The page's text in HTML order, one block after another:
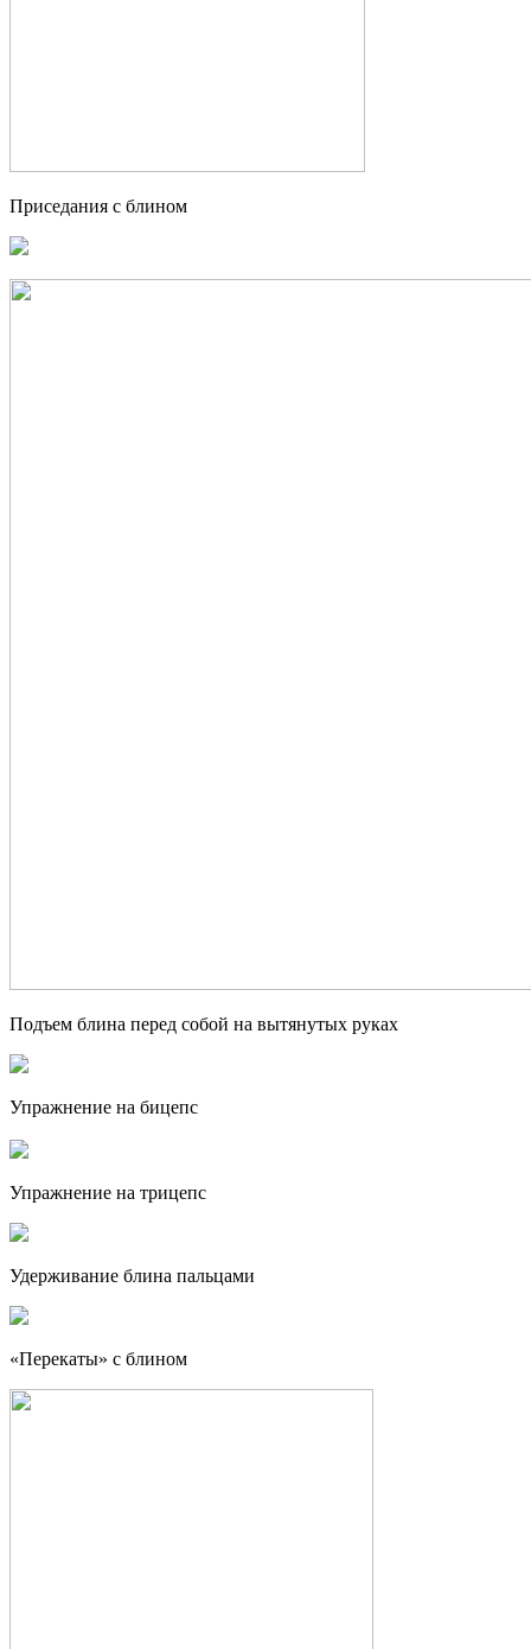
Приседания с блином
Подъем блина перед собой на вытянутых руках
Упражнение на бицепс
Упражнение на трицепс
Удерживание блина пальцами
«Перекаты» с блином